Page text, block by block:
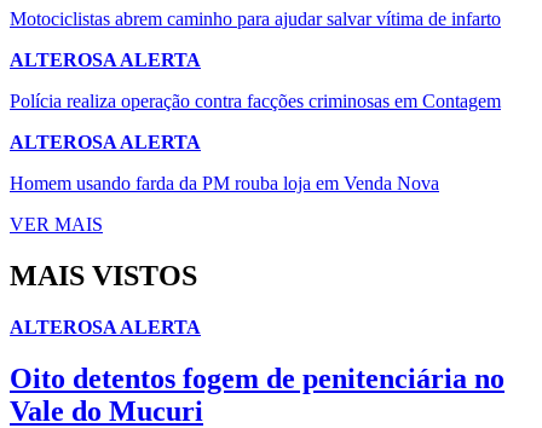
Motociclistas abrem caminho para ajudar salvar vítima de infarto
ALTEROSA ALERTA
Polícia realiza operação contra facções criminosas em Contagem
ALTEROSA ALERTA
Homem usando farda da PM rouba loja em Venda Nova
VER MAIS
MAIS VISTOS
ALTEROSA ALERTA
Oito detentos fogem de penitenciária no
Vale do Mucuri